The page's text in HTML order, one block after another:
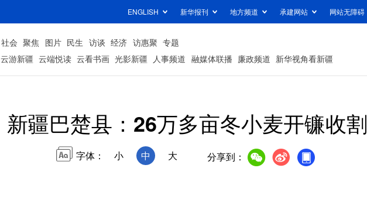
ENGLISH 新华报刊 地方频道 承建网站 网站无障碍
社会 聚焦 图片 民生 访谈 经济 访惠聚 专题
云游新疆 云端悦读 云看书画 光影新疆 人事频道 融媒体联播 廉政频道 新华视角看新疆
新疆巴楚县：26万多亩冬小麦开镰收割
字体： 小 中 大 分享到：